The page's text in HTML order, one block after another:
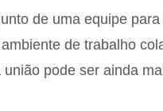
de uma equipe
de trabalho
pode ser ainda